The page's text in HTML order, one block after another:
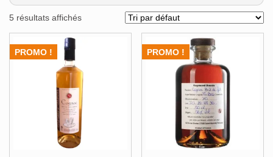
Bouteilles originales
Calendrier de l'avent
Coffrets Cadeau
Magnums et +
Producteur Voir ▼
5 résultats affichés
PROMO ! PROMO !